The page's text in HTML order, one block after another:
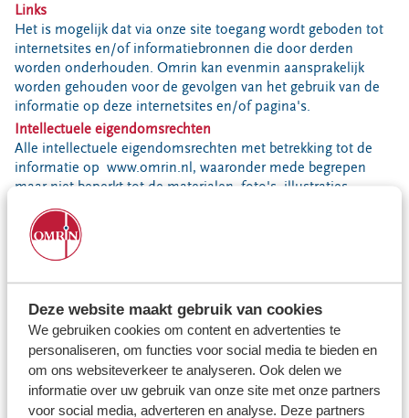
Deze website maakt gebruik van cookies
We gebruiken cookies om content en advertenties te
personaliseren, om functies voor social media te bieden en
om ons websiteverkeer te analyseren. Ook delen we
informatie over uw gebruik van onze site met onze partners
voor social media, adverteren en analyse. Deze partners
Contact
Storing, klacht of vraag
Klantenservice SYP
VeeIgestelde vragen
Pers
Locaties
Werken bij
Links
Het is mogelijk dat via onze site toegang wordt geboden tot
internetsites en/of informatiebronnen die door derden
worden onderhouden. Omrin kan evenmin aansprakelijk
worden gehouden voor de gevolgen van het gebruik van de
informatie op deze internetsites en/of pagina's.
Intellectuele eigendomsrechten
Alle intellectuele eigendomsrechten met betrekking tot de
informatie op www.omrin.nl, waaronder mede begrepen
maar niet beperkt tot de materialen, foto's, illustraties,
namen, logo's, merken en andere onderscheidingstekens
behoren toe aan Omrin, haar klanten of eventuele
licentiegevers.
Het beschikbaar stellen van deze informatie houdt geen
licentie in voor het verveelvoudigen en/of verspreiden van
deze informatie. Dergelijke handelingen zijn niet toegestaan
zonder de voorafgaande schriftelijke toestemming van
Omrin, haar klanten of de betreffende derde, behoudens
ingeval van wettelijk toelaatbare handelingen zoals het
printen en downloaden van informatie op deze website voor
persoonlijk, niet commercieel gebruik.